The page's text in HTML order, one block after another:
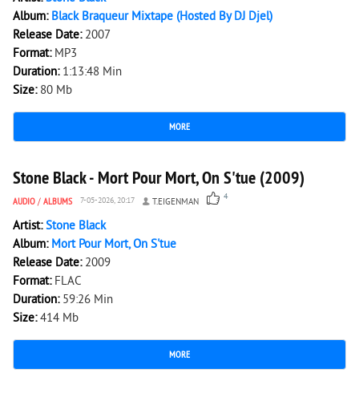
Album: Black Braqueur Mixtape (Hosted By DJ Djel)
Release Date: 2007
Format: MP3
Duration: 1:13:48 Min
Size: 80 Mb
MORE
4 725 0
Stone Black - Mort Pour Mort, On S'tue (2009)
AUDIO / ALBUMS 7-05-2026, 20:17 T.EIGENMAN 4
Artist:Stone Black
Album: Mort Pour Mort, On S'tue
Release Date: 2009
Format: FLAC
Duration: 59:26 Min
Size:414 Mb
MORE
8 429 0